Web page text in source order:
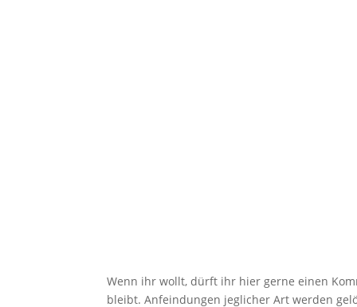
Wenn ihr wollt, dürft ihr hier gerne einen
bleibt. Anfeindungen jeglicher Art werden